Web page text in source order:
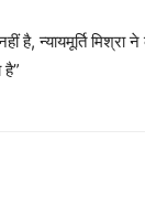
है, न्यायमूर्ति